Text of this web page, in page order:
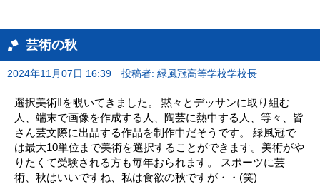
芸術の秋
2024年11月07日 16:39 投稿者: 緑風冠高等学校学校長
選択美術Ⅱを覗いてきました。 黙々とデッサンに取り組む
人、端末で画像を作成する人、陶芸に熱中する人、等々、皆
さん芸文際に出品する作品を制作中だそうです。 緑風冠で
は最大10単位まで美術を選択することができます。美術がや
りたくて受験される方も毎年おられます。 スポーツに芸
術、秋はいいですね、私は食欲の秋ですが・・(笑)